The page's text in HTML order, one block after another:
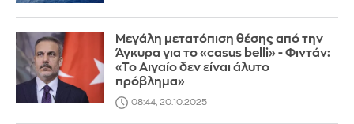
Μεγάλη μετατόπιση θέσης από την
Άγκυρα για το «casus belli» - Φιντάν:
«Το Αιγαίο δεν είναι άλυτο
πρόβλημα»
08:44, 20.10.2025